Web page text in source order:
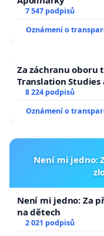
7 547 podpisů
Oznámení o
Za záchranu oboru
Translation
University
8 224 podpisů
Oznámení o
Není mi jedno:
Není mi jedno: Za
na dětech
2 021 podpisů